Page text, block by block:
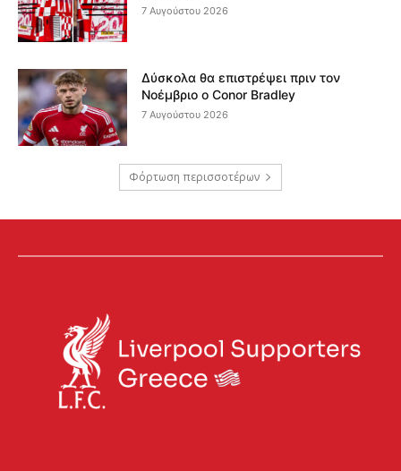
7 Αυγούστου 2026
Δύσκολα θα επιστρέψει πριν τον
Νοέμβριο ο Conor Bradley
7 Αυγούστου 2026
Φόρτωση περισσοτέρων